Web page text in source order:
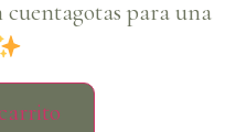
cuentagotas para una